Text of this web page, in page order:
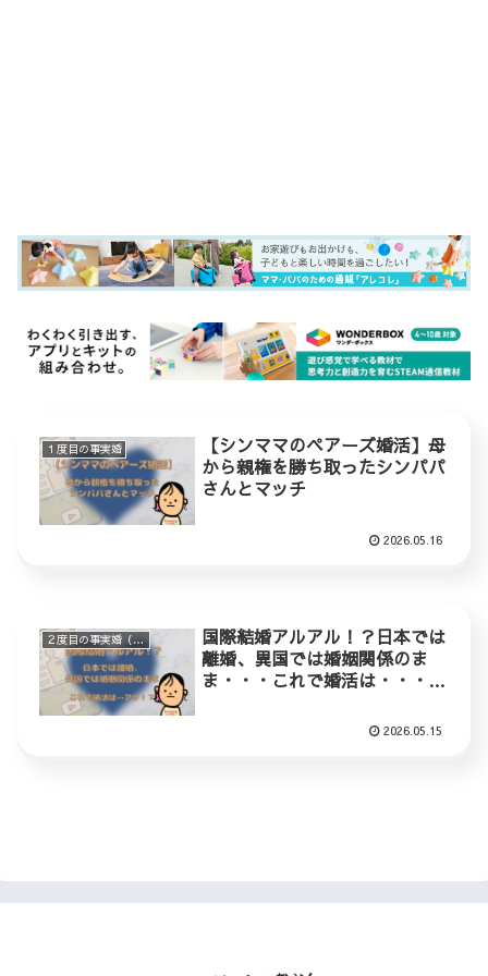
１度目の事実婚
【シンママのペアーズ婚活】母
から親権を勝ち取ったシンパパ
さんとマッチ
2026.05.16
２度目の事実婚（ステップファミリー）
国際結婚アルアル！？日本では
離婚、異国では婚姻関係のま
ま・・・これで婚活は・・・ア
2026.05.15